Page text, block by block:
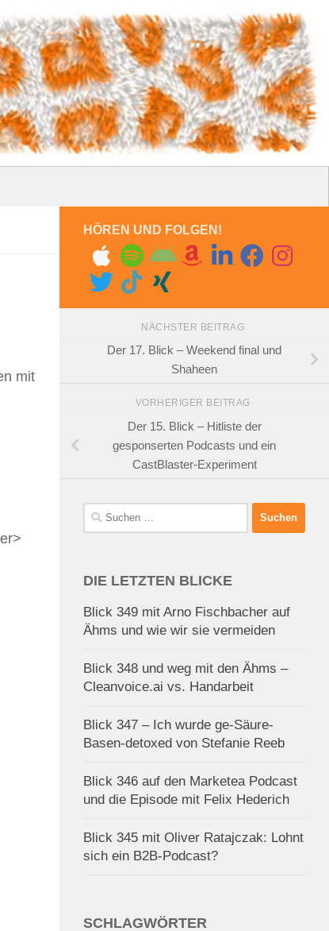
mit
eingestellt
ALEX WUNSCHEL
Der 68. Blick – Verlosung
Kongressteilnahme
HÖREN UND FOLGEN!
NÄCHSTER BEITRAG
Der 17. Blick – Weekend final und
Shaheen
VORHERIGER BEITRAG
Der 15. Blick – Hitliste der
gesponserten Podcasts und ein
CastBlaster-Experiment
Suchen
nach:
DIE LETZTEN BLICKE
Blick 349 mit Arno Fischbacher auf
Ähms und wie wir sie vermeiden
Blick 348 und weg mit den Ähms –
Cleanvoice.ai vs. Handarbeit
Blick 347 – Ich wurde ge-Säure-
Basen-detoxed von Stefanie Reeb
Blick 346 auf den Marketea Podcast
und die Episode mit Felix Hederich
Blick 345 mit Oliver Ratajczak: Lohnt
sich ein B2B-Podcast?
SCHLAGWÖRTER